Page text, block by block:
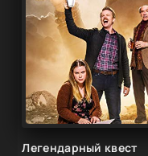
Легендарный квест